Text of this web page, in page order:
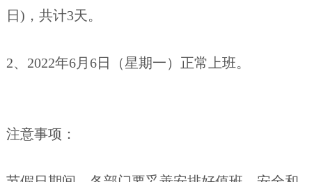
日)，共计3天。
2、2022年6月6日（星期一）正常上班。
注意事项：